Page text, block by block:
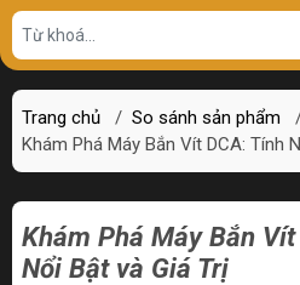
Trang chủ / So sánh sản phẩm
Khám Phá Máy Bắn Vít DCA: Tính
Khám Phá Máy Bắn
Nổi Bật và Giá Trị